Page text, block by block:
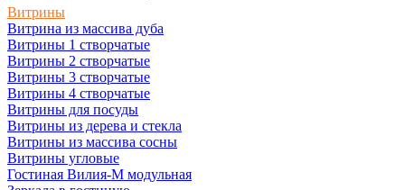
Витрины
Витрина из массива дуба
Витрины 1 створчатые
Витрины 2 створчатые
Витрины 3 створчатые
Витрины 4 створчатые
Витрины для посуды
Витрины из дерева и стекла
Витрины из массива сосны
Витрины угловые
Гостиная Вилия-М модульная